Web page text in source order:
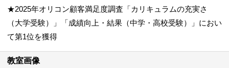
★2025年オリコン顧客満足度調査「カリキュラムの充実さ
（大学受験）」「成績向上・結果（中学・高校受験）」におい
て第1位を獲得
教室画像